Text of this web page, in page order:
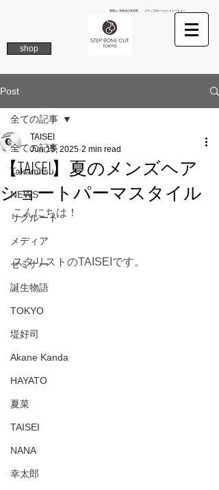
南青山 表参道の美容院 ステップボーンカットトーキョー
shop
Post
全ての記事
Takamitsu
NEWS
リクルート
メディア
セミナー
誕生物語
TOKYO
堤好司
Akane Kanda
HAYATO
夏菜
TAISEI
NANA
幸太郎
全ての記事
【TAISEI】夏のメンズヘア
ショートパーマスタイル
TAISEI
Jun 15, 2025 2 min read
こんにちは！
スタリストのTAISEIです。